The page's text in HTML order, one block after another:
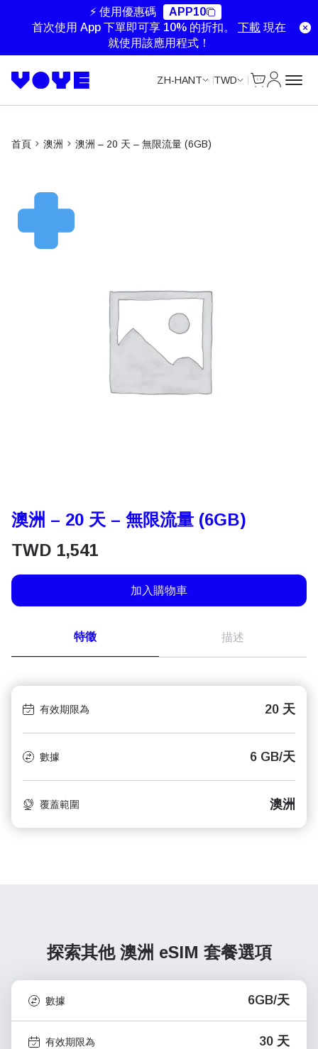
⚡ 使用優惠碼
APP10
首次使用 App 下單即可享 10% 的折扣。 下載 現在
就使用該應用程式！
ZH-HANT TWD
首頁 澳洲 澳洲 – 20 天 – 無限流量 (6GB)
澳洲 – 20 天 – 無限流量 (6GB)
TWD 1,541
加入購物車
特徵 描述
有效期限為 20 天
數據 6 GB/天
覆蓋範圍 澳洲
探索其他 澳洲 eSIM 套餐選項
數據 6GB/天
有效期限為 30 天